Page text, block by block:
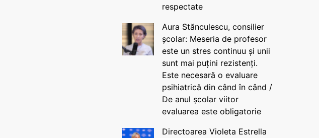
respectate
Aura Stănculescu, consilier
școlar: Meseria de profesor
este un stres continuu și unii
sunt mai puțini rezistenți.
Este necesară o evaluare
psihiatrică din când în când /
De anul școlar viitor
evaluarea este obligatorie
Directoarea Violeta Estrella